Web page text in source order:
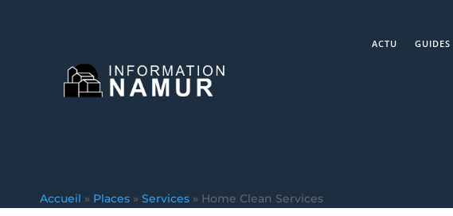
ACTU GUIDES
Accueil » Places » Services » Home Clean Services